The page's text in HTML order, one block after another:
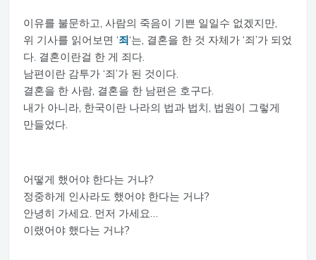
이유를 불문하고, 사람의 죽음이 기쁜 일일수 없겠지만,
위 기사를 읽어보면 ‘죄‘는, 결혼을 한 것 자체가 ‘죄’가 되었
다. 결혼이란걸 한 게 죄다.
남편이란 감투가 ‘죄’가 된 것이다.
결혼을 한 사람, 결혼을 한 남편은 호구다.
내가 아니라, 한국이란 나라의 법과 법치, 법원이 그렇게
만들었다.
어떻게 했어야 한다는 거냐?
정중하게 인사라도 했어야 한다는 거냐?
안녕히 가세요. 먼저 가세요…
이랬어야 했다는 거냐?